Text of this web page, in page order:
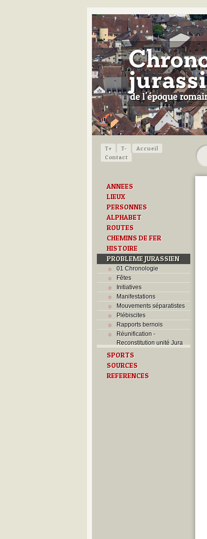
T+ T-
Accueil
Contact
ANNEES
LIEUX
PERSONNES
ALPHABET
ROUTES
CHEMINS DE FER
HISTOIRE
PROBLEME JURASSIEN
01 Chronologie
Fêtes
Initiatives
Manifestations
Mouvements séparatistes
Plébiscites
Rapports bernois
Réunification -
Reconstitution unité Jura
SPORTS
SOURCES
REFERENCES